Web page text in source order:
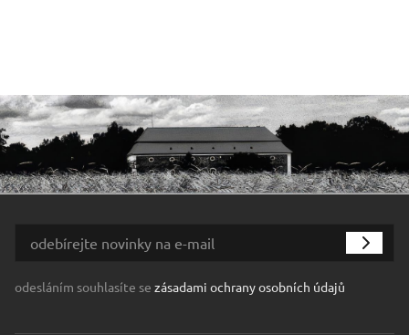
odesláním souhlasíte se zásadami ochrany osobních údajů